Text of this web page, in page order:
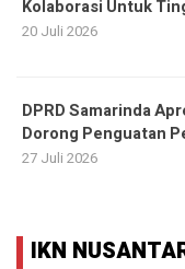
Kolaborasi Untuk
20 Juli 2026
DPRD Samarinda
Dorong Penguatan
27 Juli 2026
IKN